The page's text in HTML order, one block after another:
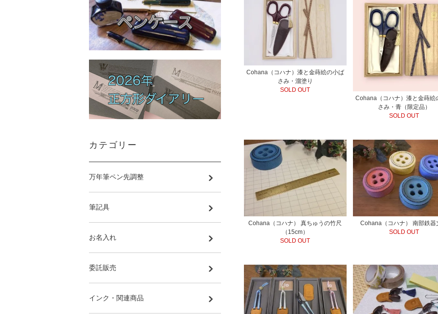
Cohana（コハナ）漆と金蒔絵の小ば
さみ・溜塗り
SOLD OUT
Cohana（コハナ）漆と金蒔絵
さみ・青（限定品）
SOLD OUT
Cohana（コハナ） 真ちゅうの竹尺
（15cm）
SOLD OUT
Cohana（コハナ） 南部鉄器
SOLD OUT
カテゴリー
万年筆ペン先調整
筆記具
お名入れ
委託販売
インク・関連商品